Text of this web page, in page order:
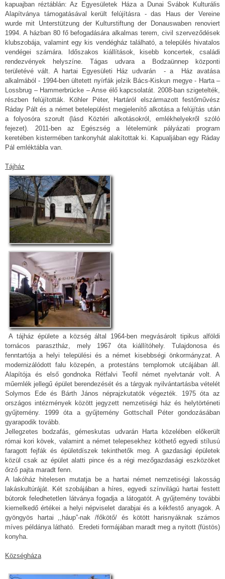
kapuajban réztáblán: Az Egyesületek Háza a Dunai Svábok Kulturális
Alapítványa támogatásával került felújításra - das Haus der Vereine
wurde mit Unterstützung der Kulturstiftung der Donauswaben renoviert
1994. A házban 80 fő befogadására alkalmas terem, civil szerveződések
klubszobája, valamint egy kis vendégház található, a település hivatalos
vendégei számára. Időszakos kiállítások, kisebb koncertek, családi
rendezvények helyszíne. Tágas udvara a Bodzaünnep központi
területévé vált. A hartai Egyesületi Ház udvarán - a Ház avatása
alkalmából - 1994-ben ültetett nyírfák jelzik Bács-Kiskun megye - Harta –
Lossbrug – Hammerbrücke – Anse élő kapcsolatát. 2008-ban szigetelték,
részben felújították. Köhler Péter, Hartáról elszármazott festőművész
Ráday Pált és a német betelepülést megjelenítő alkotása a felújítás után
a folyosóra szorult (lásd Köztéri alkotásokról, emlékhelyekről szóló
fejezet). 2011-ben az Egészség a lételemünk pályázati program
keretében kistermében tankonyhát alakítottak ki. Kapualjában egy Ráday
Pál emléktábla van.
Tájház
A tájház épülete a község által 1964-ben megvásárolt tipikus alföldi
tornácos parasztház, mely 1967 óta kiállítóhely. Tulajdonosa és
fenntartója a helyi települési és a német kisebbségi önkormányzat. A
modernizálódott falu közepén, a protestáns templomok utcájában áll.
Alapítója és első gondnoka Rétfalvi Teofil német nyelvtanár volt. A
műemlék jellegű épület berendezését és a tárgyak nyilvántartásba vételét
Solymos Ede és Bárth János néprajzkutatók végezték. 1975 óta az
országos intézmények között jegyzett nemzetiségi ház és helytörténeti
gyűjtemény. 1999 óta a gyűjtemény Gottschall Péter gondozásában
gyarapodik tovább.
Jellegzetes bodzafás, gémeskutas udvarán Harta közelében előkerült
római kori kövek, valamint a német telepesekhez köthető egyedi stílusú
faragott fejfák és épületdíszek tekinthetők meg. A gazdasági épületek
közül csak az épület alatti pince és a régi mezőgazdasági eszközöket
őrző pajta maradt fenn.
A lakóház hitelesen mutatja be a hartai német nemzetiségi lakosság
lakáskultúráját. Két szobájában a híres, egyedi színvilágú hartai festett
bútorok feledhetetlen látványa fogadja a látogatót. A gyűjtemény további
kiemelkedő értékei a helyi népviselet darabjai és a kékfestő anyagok. A
gyöngyös hartai ,,háup”-nak /főkötő/ és kötött harisnyáknak számos
míves példánya látható. Eredeti formájában maradt meg a nyitott (füstös)
konyha.
Községháza